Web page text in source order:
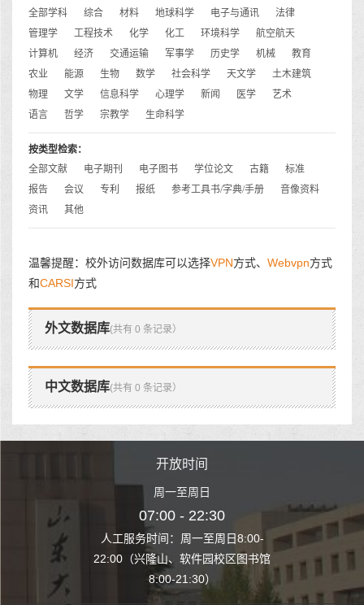
全部学科
综合 材料 地球科学 电子与通讯
法律
管理学
工程技术 化学 化工 环境科学
航空航天
计算机
经济 交通运输 军事学 历史学 机械
教育
农业
能源 生物 数学 社会科学 天文学
土木建筑
物理
文学 信息科学 心理学 新闻 医学
艺术
语言
哲学 宗教学 生命科学
按类型检索：
全部文献
电子期刊 电子图书 学位论文 古籍
标准
报告
会议 专利 报纸 参考工具书/字典/手册
音像资料
资讯
其他
温馨提醒：校外访问数据库可以选择VPN方式、 Webvpn方式
和CARSI方式
外文数据库(共有 0 条记录）
中文数据库(共有 0 条记录）
至周日8:00-
园校区图书馆
开放时间
周一至周日
07:00 - 22:30
人工服务时间：周一至周日8:00-
22:00（兴隆山、软件园校区图书馆
8:00-21:30）
人工服务时间
22:00（兴隆山